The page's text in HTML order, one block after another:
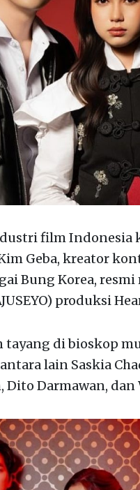
film Indonesia
Geba, kreator
Bung Korea,
produksi
di bioskop
lain Saskia
Dito Darmawan,